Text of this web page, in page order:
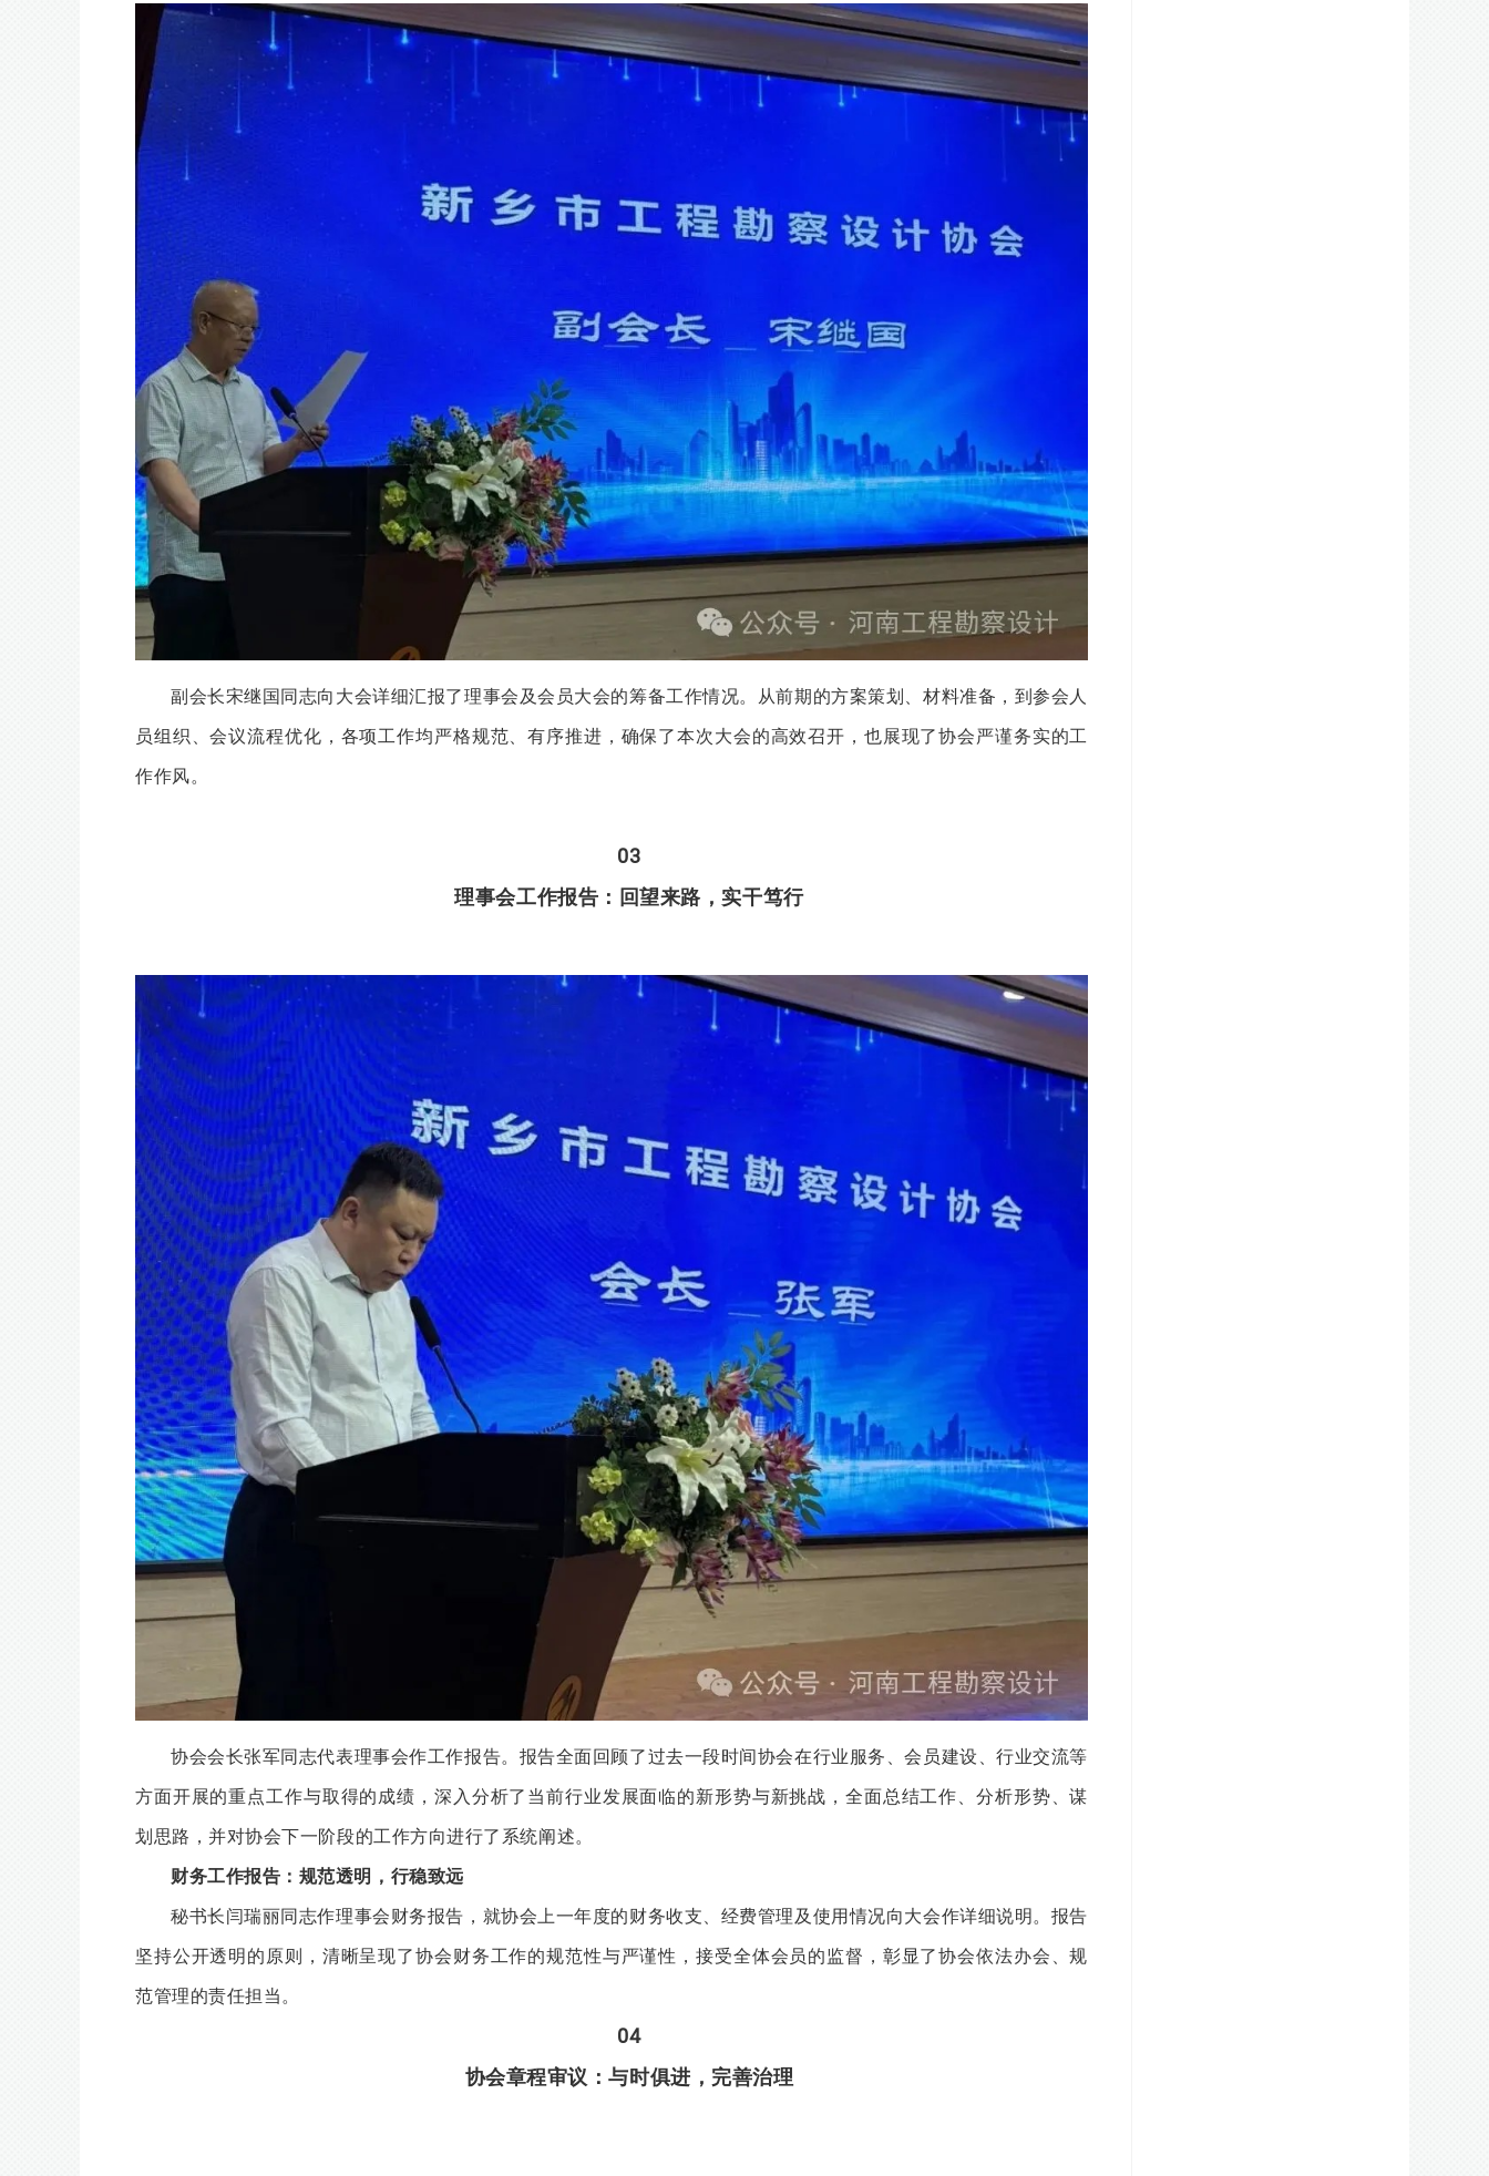
副会长宋继国同志向大会详细汇报了理事会及会员大会的筹备工作情况。从前期的方案策划、材料准备，到参会人
员组织、会议流程优化，各项工作均严格规范、有序推进，确保了本次大会的高效召开，也展现了协会严谨务实的工
作作风。
03
理事会工作报告：回望来路，实干笃行
协会会长张军同志代表理事会作工作报告。报告全面回顾了过去一段时间协会在行业服务、会员建设、行业交流等
方面开展的重点工作与取得的成绩，深入分析了当前行业发展面临的新形势与新挑战，全面总结工作、分析形势、谋
划思路，并对协会下一阶段的工作方向进行了系统阐述。
财务工作报告：规范透明，行稳致远
秘书长闫瑞丽同志作理事会财务报告，就协会上一年度的财务收支、经费管理及使用情况向大会作详细说明。报告
坚持公开透明的原则，清晰呈现了协会财务工作的规范性与严谨性，接受全体会员的监督，彰显了协会依法办会、规
范管理的责任担当。
04
协会章程审议：与时俱进，完善治理